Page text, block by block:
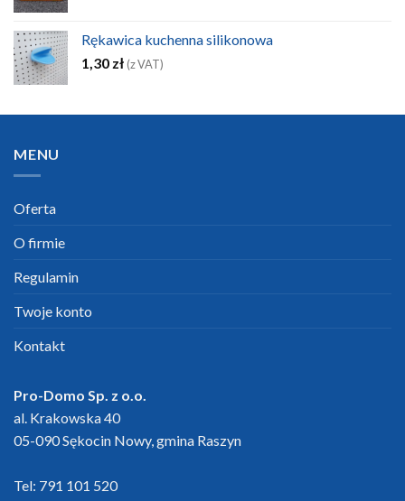
Rękawica kuchenna silikonowa
1,30 zł (z VAT)
MENU
Oferta
O firmie
Regulamin
Twoje konto
Kontakt
Pro-Domo Sp. z o.o.
al. Krakowska 40
05-090 Sękocin Nowy, gmina Raszyn
Tel: 791 101 520